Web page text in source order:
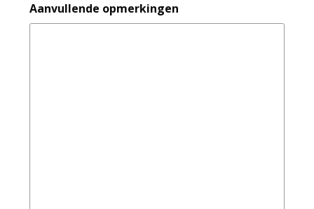
Aanvullende opmerkingen